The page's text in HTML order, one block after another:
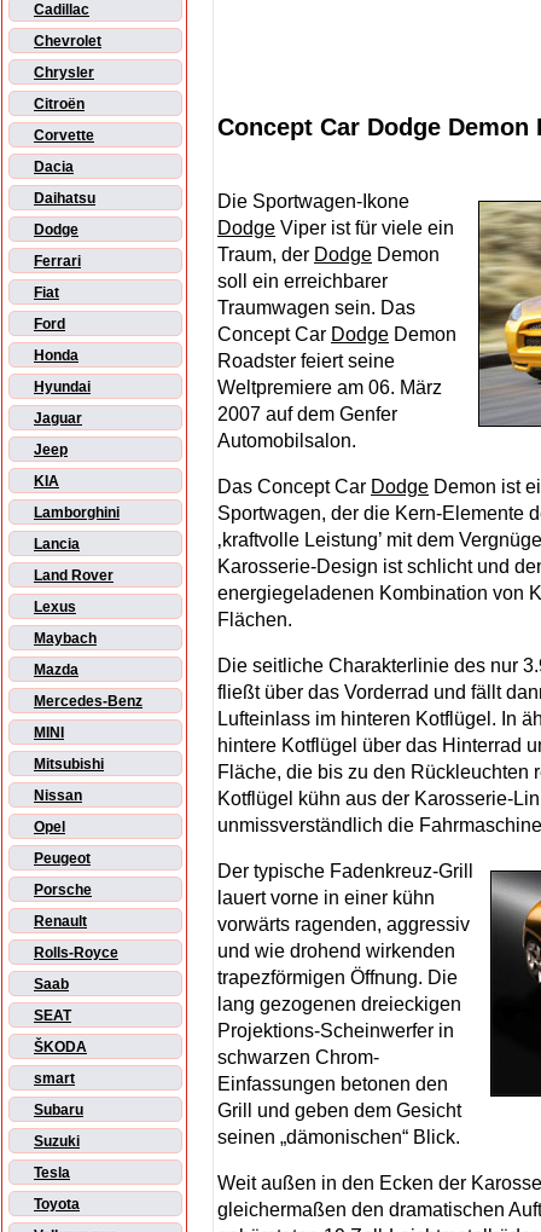
Cadillac
Chevrolet
Chrysler
Citroën
Corvette
Dacia
Daihatsu
Dodge
Ferrari
Fiat
Ford
Honda
Hyundai
Jaguar
Jeep
KIA
Lamborghini
Lancia
Land Rover
Lexus
Maybach
Mazda
Mercedes-Benz
MINI
Mitsubishi
Nissan
Opel
Peugeot
Porsche
Renault
Rolls-Royce
Saab
SEAT
ŠKODA
smart
Subaru
Suzuki
Tesla
Toyota
Concept Car Dodge
Die Sportwagen-Ikone
Dodge Viper ist für viele ein
Traum, der Dodge Demon
soll ein erreichbarer
Traumwagen sein. Das
Concept Car Dodge Demon
Roadster feiert seine
Weltpremiere am 06. März
2007 auf dem Genfer
Automobilsalon.
Das Concept Car Dodge Demon ist
Sportwagen, der die Kern-Elemente
‚kraftvolle Leistung’ mit dem
Karosserie-Design ist schlicht und
energiegeladenen Kombination von
Flächen.
Die seitliche Charakterlinie des nur
fließt über das Vorderrad und fällt
Lufteinlass im hinteren Kotflügel. In
hintere Kotflügel über das Hinterrad
Fläche, die bis zu den Rückleuchten
Kotflügel kühn aus der Karosserie-
unmissverständlich die
Der typische Fadenkreuz-Grill
lauert vorne in einer kühn
vorwärts ragenden, aggressiv
und wie drohend wirkenden
trapezförmigen Öffnung. Die
lang gezogenen dreieckigen
Projektions-Scheinwerfer in
schwarzen Chrom-
Einfassungen betonen den
Grill und geben dem Gesicht
seinen „dämonischen“ Blick.
Weit außen in den Ecken der
gleichermaßen den dramatischen